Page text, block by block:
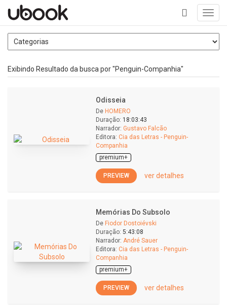
+
Exibindo Resultado da busca por "Penguin-Companhia"
Odisseia
De HOMERO
Duração: 18:03:43
Narrador: Gustavo Falcão
Editora: Cia das Letras - Penguin-
Companhia
premium+
PREVIEW ver detalhes
Memórias Do Subsolo
De Fiodor Dostoiévski
Duração: 5:43:08
Narrador: André Sauer
Editora: Cia das Letras - Penguin-
Companhia
premium+
PREVIEW ver detalhes